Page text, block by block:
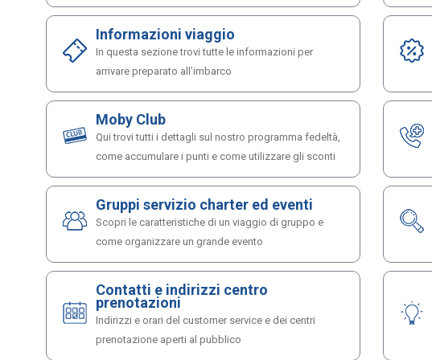
Informazioni viaggio
In questa sezione trovi tutte le informazioni per
arrivare preparato all’imbarco
Moby Club
Qui trovi tutti i dettagli sul nostro programma fedeltà,
come accumulare i punti e come utilizzare gli sconti
Gruppi servizio charter ed eventi
Scopri le caratteristiche di un viaggio di gruppo e
come organizzare un grande evento
Contatti e indirizzi centro
prenotazioni
Indirizzi e orari del customer service e dei centri
prenotazione aperti al pubblico